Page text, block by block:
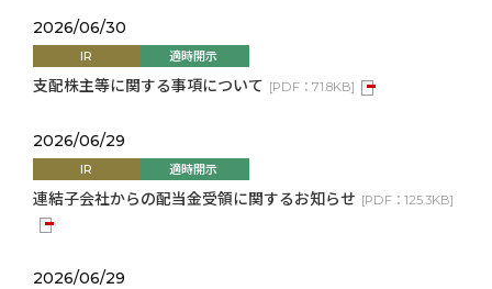
2026/06/30
IR 適時開示
支配株主等に関する事項について [PDF： 71.8KB]
2026/06/29
IR 適時開示
連結子会社からの配当金受領に関するお知らせ [PDF： 125.3KB]
2026/06/29